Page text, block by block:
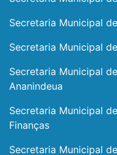
Secretaria Municipal
Secretaria Municipal
Secretaria Municipal
Ananindeua
Secretaria Municipal
Finanças
Secretaria Municipal